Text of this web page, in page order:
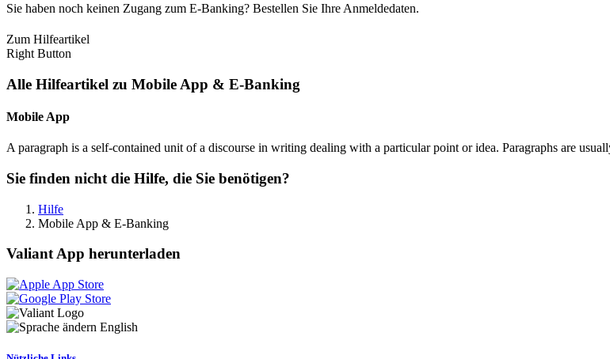
Sie haben noch keinen Zugang zum E-Banking? Bestellen Sie Ihre Anmeldedaten.
Zum Hilfeartikel
Right Button
Alle Hilfeartikel zu Mobile App & E-Banking
Mobile App
A paragraph is a self-contained unit of a discourse in writing dealing with a particular point or idea. Paragraphs are
Sie finden nicht die Hilfe, die Sie benötigen?
Hilfe
Mobile App & E-Banking
Valiant App herunterladen
English